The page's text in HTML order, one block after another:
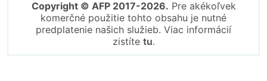
Copyright © AFP 2017-2026. Pre akékoľvek
komerčné použitie tohto obsahu je nutné
predplatenie našich služieb. Viac informácií
zistíte tu.